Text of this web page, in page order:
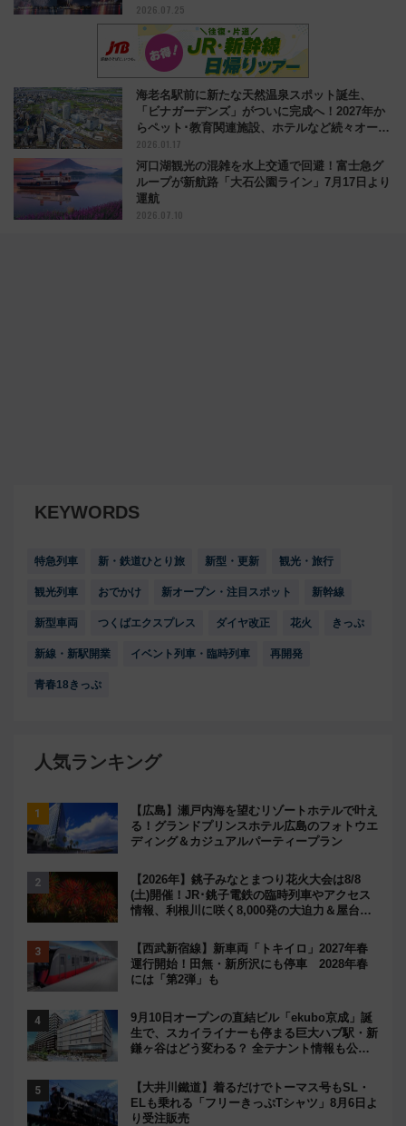
2026.07.25
海老名駅前に新たな天然温泉スポット誕生、
「ビナガーデンズ」がついに完成へ！2027年か
らペット･教育関連施設、ホテルなど続々オープ
ン
2026.01.17
河口湖観光の混雑を水上交通で回避！富士急グ
ループが新航路「大石公園ライン」7月17日より
運航
2026.07.10
KEYWORDS
特急列車 新・鉄道ひとり旅 新型・更新 観光・旅行
観光列車 おでかけ 新オープン・注目スポット 新幹線
新型車両 つくばエクスプレス ダイヤ改正 花火 きっぷ
新線・新駅開業 イベント列車・臨時列車 再開発
青春18きっぷ
人気ランキング
【広島】瀬戸内海を望むリゾートホテルで叶え
る！グランドプリンスホテル広島のフォトウエ
ディング＆カジュアルパーティープラン
【2026年】銚子みなとまつり花火大会は8/8
(土)開催！JR･銚子電鉄の臨時列車やアクセス
情報、利根川に咲く8,000発の大迫力＆屋台を
【西武新宿線】新車両「トキイロ」2027年春
運行開始！田無・新所沢にも停車 2028年春
には「第2弾」も
9月10日オープンの直結ビル「ekubo京成」誕
生で、スカイライナーも停まる巨大ハブ駅・新
鎌ヶ谷はどう変わる？ 全テナント情報も公
【大井川鐵道】着るだけでトーマス号もSL・
ELも乗れる「フリーきっぷTシャツ」8月6日よ
り受注販売